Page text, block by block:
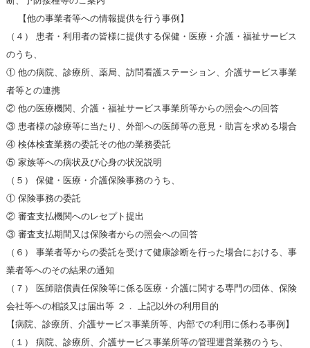
【他の事業者等への情報提供を行う事例】
（４） 患者・利用者の皆様に提供する保健・医療・介護・福祉サービス
のうち、
① 他の病院、診療所、薬局、訪問看護ステーション、介護サービス事業
者等との連携
② 他の医療機関、介護・福祉サービス事業所等からの照会への回答
③ 患者様の診療等に当たり、外部への医師等の意見・助言を求める場合
④ 検体検査業務の委託その他の業務委託
⑤ 家族等への病状及び心身の状況説明
（５） 保健・医療・介護保険事務のうち、
① 保険事務の委託
② 審査支払機関へのレセプト提出
③ 審査支払期間又は保険者からの照会への回答
（６） 事業者等からの委託を受けて健康診断を行った場合における、事
業者等へのその結果の通知
（７） 医師賠償責任保険等に係る医療・介護に関する専門の団体、保険
会社等への相談又は届出等 ２． 上記以外の利用目的
【病院、診療所、介護サービス事業所等、内部での利用に係わる事例】
（１） 病院、診療所、介護サービス事業所等の管理運営業務のうち、